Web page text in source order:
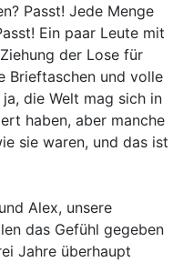
Passt! Jede Menge
Ein paar Leute mit
der Lose für
Brieftaschen und volle
die Welt mag sich in
haben, aber manche
sie waren, und das ist
Alex, unsere
das Gefühl gegeben
Jahre überhaupt